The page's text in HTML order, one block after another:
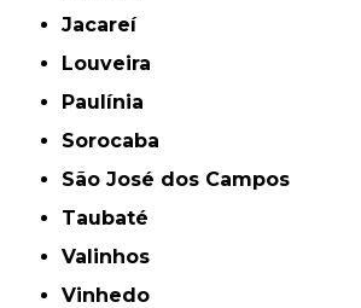
Jacareí
Louveira
Paulínia
Sorocaba
São José dos Campos
Taubaté
Valinhos
Vinhedo